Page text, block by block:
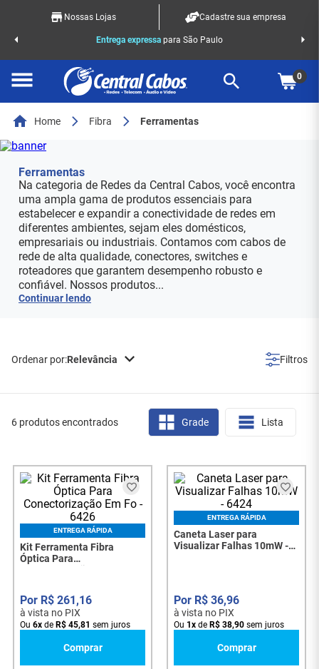
Nossas Lojas
Cadastre sua empresa
Entrega expressa para São Paulo
0
Home Fibra Ferramentas
Ferramentas
Na categoria de Redes da Central Cabos, você encontra
uma ampla gama de produtos essenciais para
estabelecer e expandir a conectividade de redes em
diferentes ambientes, sejam eles domésticos,
empresariais ou industriais. Contamos com cabos de
rede de alta qualidade, conectores, switches e
roteadores que garantem desempenho robusto e
confiável. Nossos produtos...
Continuar lendo
Relevância
6 produtos encontrados Grade Lista
ENTREGA RÁPIDA
Kit Ferramenta Fibra
Óptica Para
R$ 261,16
à vista no PIX
Ou 6x de R$ 45,81 sem juros
Comprar
ENTREGA RÁPIDA
Caneta Laser para
Visualizar Falhas 10mW -
R$ 36,96
à vista no PIX
Ou 1x de R$ 38,90 sem juros
Comprar